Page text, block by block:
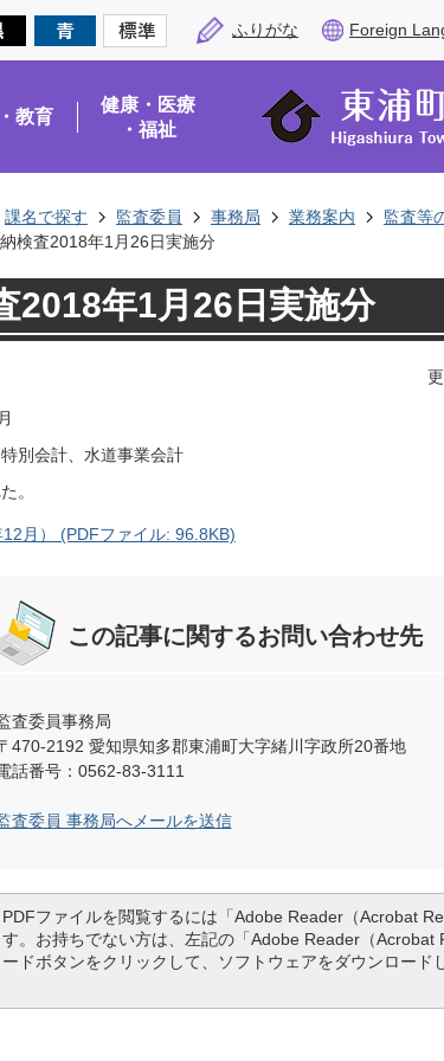
ふりがな Foreign
教育
健康・医療
・福祉
課名で探す 監査委員 事務局 業務案内 監査等
検査2018年1月26日実施分
2018年1月26日実施分
別会計、水道事業会計
。
月） (PDFファイル: 96.8KB)
この記事に関するお問い合わせ先
査委員事務局
470-2192 愛知県知多郡東浦町大字緒川字政所20番地
話番号：0562-83-3111
査委員 事務局へメールを送信
PDFファイルを閲覧するには「Adobe Reader（Acrobat
す。お持ちでない方は、左記の「Adobe Reader（Acrobat
ードボタンをクリックして、ソフトウェアをダウンロード